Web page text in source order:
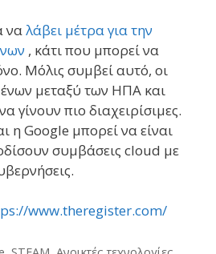
ναλάβει μέτρα για την
, κάτι που μπορεί να
Μόλις συμβεί αυτό, οι
μεταξύ των ΗΠΑ και
γίνουν πιο διαχειρίσιμες.
η Google μπορεί να είναι
συμβάσεις cloud με
www.theregister.com/